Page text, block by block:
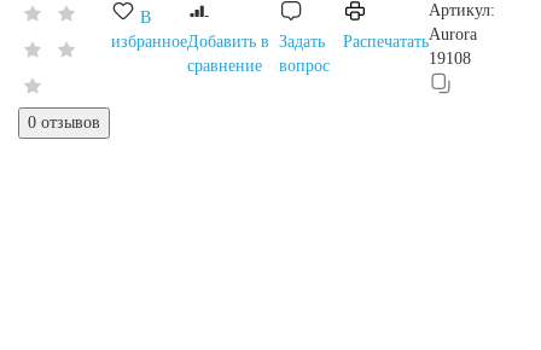
0 отзывов
В
избранноеДобавить в
сравнение
Задать
вопрос
Распечатать
Артикул:
Aurora
19108